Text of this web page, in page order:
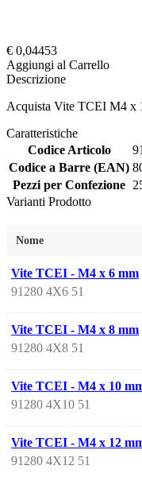
€ 0,04453
Aggiungi al Carrello
Descrizione
Acquista Vite TCEI M4 x
Caratteristiche
Codice Articolo
Codice a Barre (EAN)
Pezzi per Confezione
Varianti Prodotto
Nome
Vite TCEI - M4 x 6 mm
91280 4X6 51
Vite TCEI - M4 x 8 mm
91280 4X8 51
Vite TCEI - M4 x 10
91280 4X10 51
Vite TCEI - M4 x 12
91280 4X12 51